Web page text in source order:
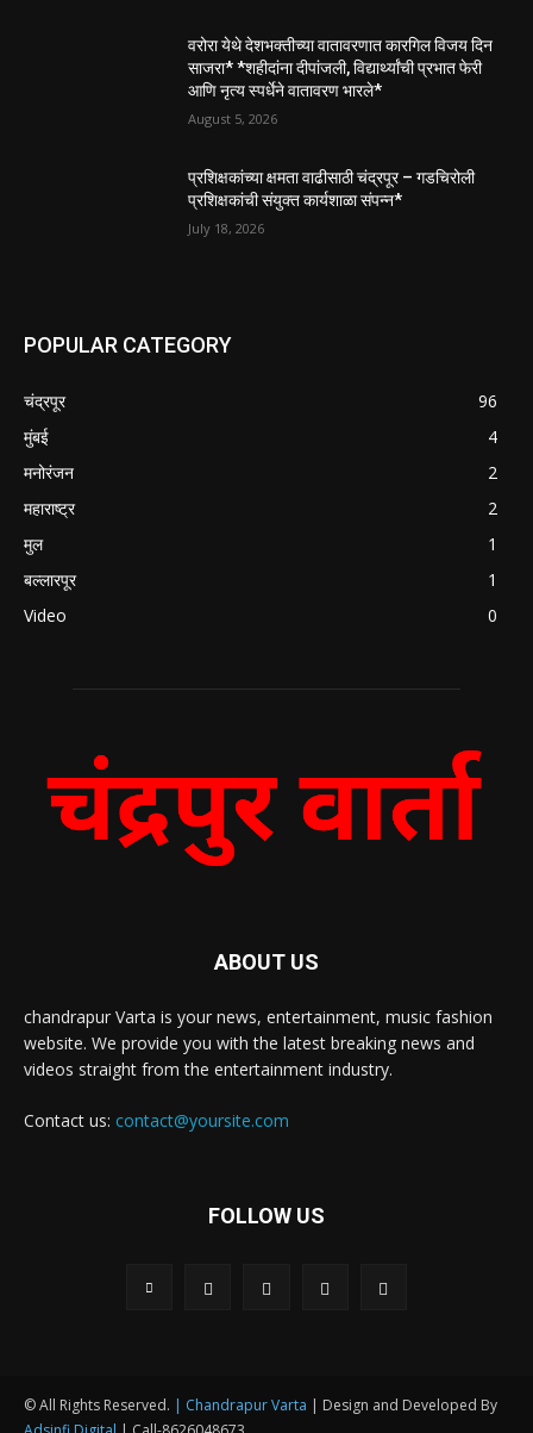
वरोरा येथे देशभक्तीच्या वातावरणात कारगिल विजय दिन
साजरा* *शहीदांना दीपांजली, विद्यार्थ्यांची प्रभात फेरी
आणि नृत्य स्पर्धेने वातावरण भारले*
August 5, 2026
प्रशिक्षकांच्या क्षमता वाढीसाठी चंद्रपूर – गडचिरोली
प्रशिक्षकांची संयुक्त कार्यशाळा संपन्न*
July 18, 2026
POPULAR CATEGORY
चंद्रपूर
96
मुंबई
4
मनोरंजन
2
महाराष्ट्र
2
मुल
1
बल्लारपूर
1
Video
0
ABOUT US
chandrapur Varta is your news, entertainment, music fashion
website. We provide you with the latest breaking news and
videos straight from the entertainment industry.
Contact us: contact@yoursite.com
FOLLOW US
© All Rights Reserved. | Chandrapur Varta | Design and Developed By